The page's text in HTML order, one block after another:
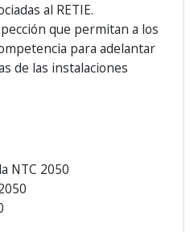
al RETIE.
que permitan a los
para adelantar
de las instalaciones
NTC 2050